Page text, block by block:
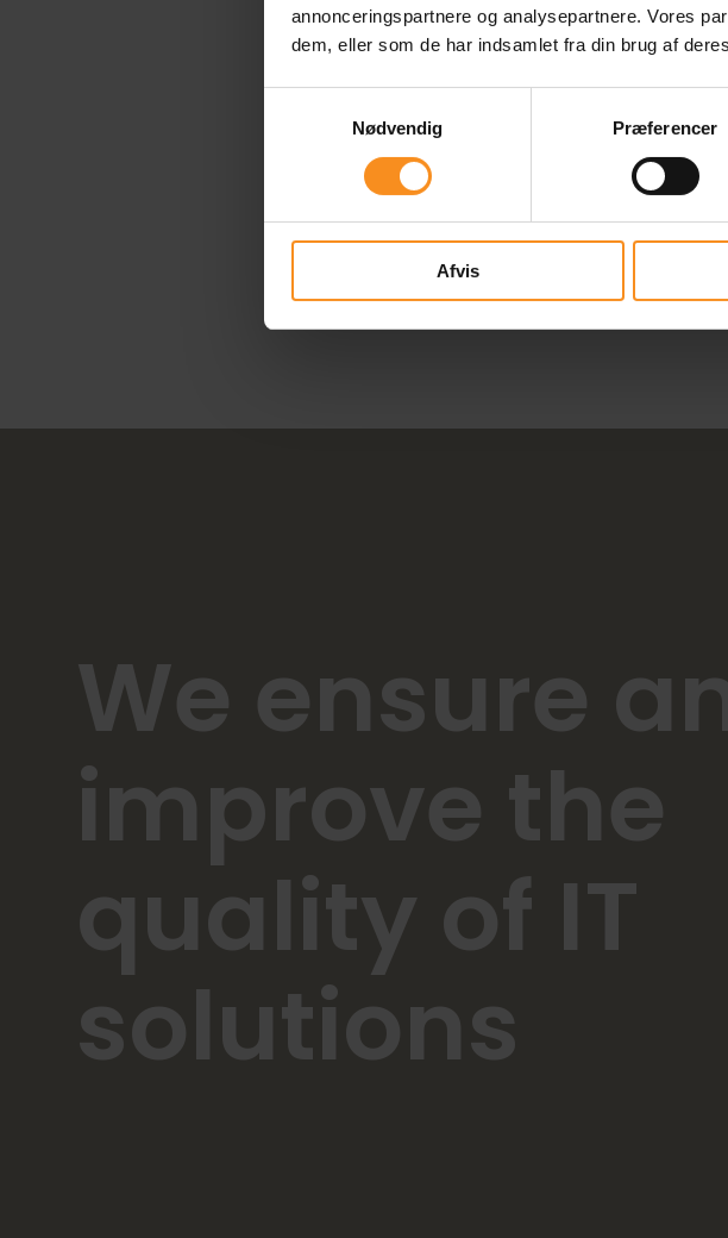
annonceringspartnere og analysepartnere. Vores
dem, eller som de har indsamlet fra din brug af
Nødvendig
Præferencer
Afvis
8.
Is
We ensure
improve the
quality of IT
solutions
Content